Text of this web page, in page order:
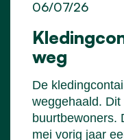
weg
06/07/26
De
weggehaald.
buurtbewoners.
mei vorig jaar